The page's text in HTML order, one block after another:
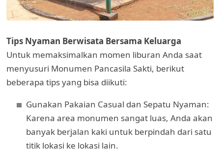
Tips Nyaman Berwisata Bersama Keluarga
Untuk memaksimalkan momen liburan Anda saat
menyusuri Monumen Pancasila Sakti, berikut
beberapa tips yang bisa diikuti:
Gunakan Pakaian Casual dan Sepatu Nyaman:
Karena area monumen sangat luas, Anda akan
banyak berjalan kaki untuk berpindah dari satu
titik lokasi ke lokasi lain.